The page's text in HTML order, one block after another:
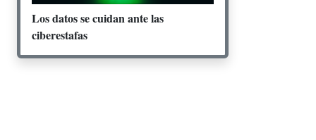
Los datos se cuidan ante las
ciberestafas